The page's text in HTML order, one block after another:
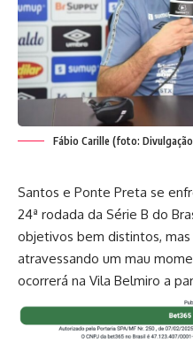
Fábio Carille (foto:
Santos e Ponte Preta se
24ª rodada da Série B do
objetivos bem distintos,
atravessando um mau
ocorrerá na Vila Belmiro a